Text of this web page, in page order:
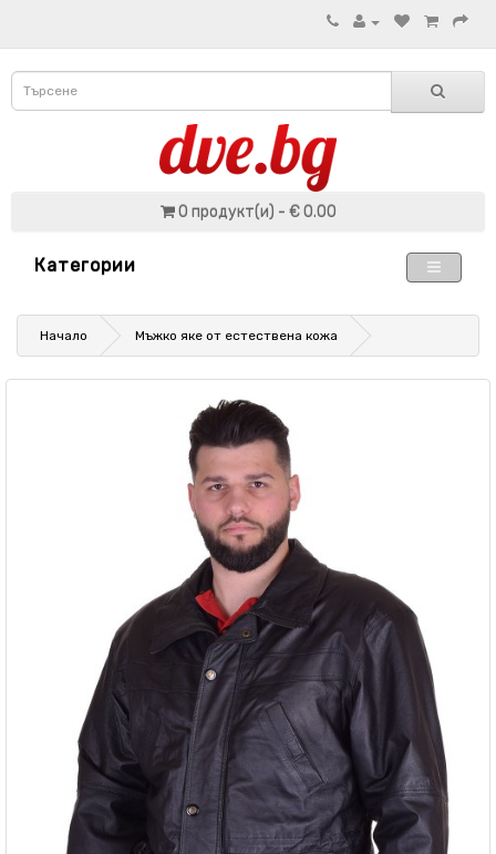
0 продукт(и) - € 0.00
Категории
Начало Мъжко яке от естествена кожа